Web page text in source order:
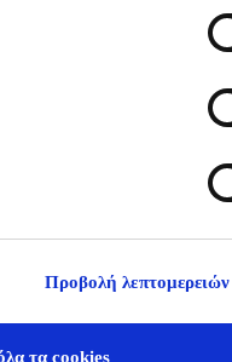
Προβολή λεπτομερειών
τα cookies
Web Design &